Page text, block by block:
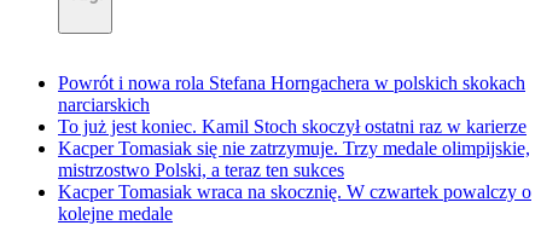
Powrót i nowa rola Stefana Horngachera w polskich skokach
narciarskich
To już jest koniec. Kamil Stoch skoczył ostatni raz w karierze
Kacper Tomasiak się nie zatrzymuje. Trzy medale olimpijskie,
mistrzostwo Polski, a teraz ten sukces
Kacper Tomasiak wraca na skocznię. W czwartek powalczy o
kolejne medale